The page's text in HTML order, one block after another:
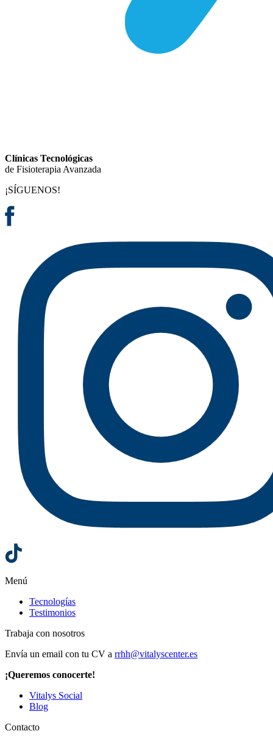
Clínicas Tecnológicas
de Fisioterapia Avanzada
¡SÍGUENOS!
Menú
Tecnologías
Testimonios
Trabaja con nosotros
Envía un email con tu CV a rrhh@vitalyscenter.es
¡Queremos conocerte!
Vitalys Social
Blog
Contacto